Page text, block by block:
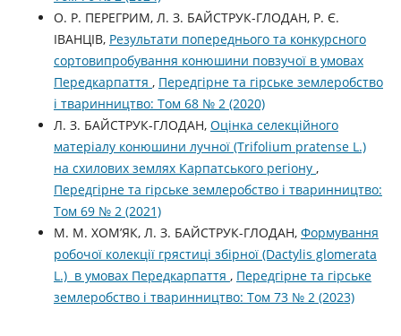
О. Р. ПЕРЕГРИМ, Л. З. БАЙСТРУК-ГЛОДАН, Р. Є.
ІВАНЦІВ, Результати попереднього та конкурсного
сортовипробування конюшини повзучої в умовах
Передкарпаття , Передгірне та гірське землеробство
і тваринництво: Том 68 № 2 (2020)
Л. З. БАЙСТРУК-ГЛОДАН, Оцінка селекційного
матерiалу конюшини лучної (Trifolium pratense L.)
на схилових землях Карпатського регіону ,
Передгірне та гірське землеробство і тваринництво:
Том 69 № 2 (2021)
М. М. ХОМ’ЯК, Л. З. БАЙСТРУК-ГЛОДАН, Формування
робочої колекції грястиці збірної (Dactylis glomerata
L.) в умовах Передкарпаття , Передгірне та гірське
землеробство і тваринництво: Том 73 № 2 (2023)